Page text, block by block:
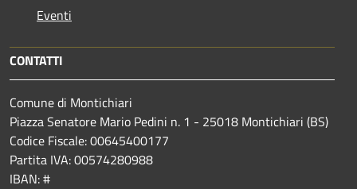
Eventi
CONTATTI
Comune di Montichiari
Piazza Senatore Mario Pedini n. 1 - 25018 Montichiari (BS)
Codice Fiscale: 00645400177
Partita IVA: 00574280988
IBAN: #